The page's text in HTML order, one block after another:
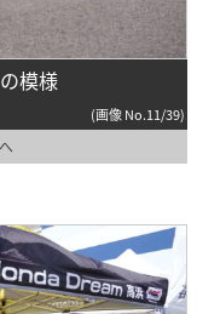
模様
(画像 No.11/39)